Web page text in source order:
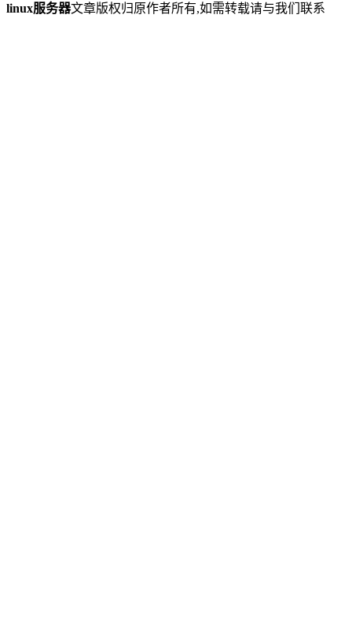
linux服务器文章版权归原作者所有,如需转载请与我们联系